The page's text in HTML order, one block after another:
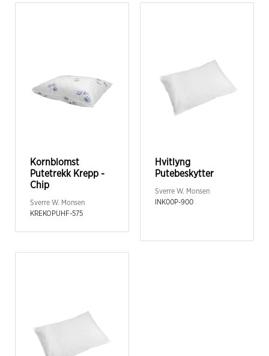
Kornblomst
Putetrekk Krepp -
Chip
Sverre W. Monsen
KREKOPUHF-575
Hvitlyng
Putebeskytter
Sverre W. Monsen
INK00P-900